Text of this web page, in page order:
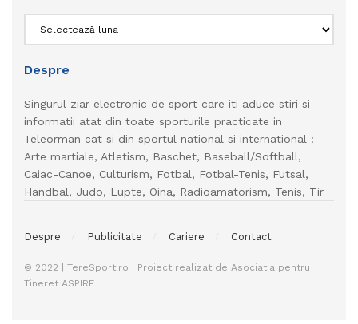
Despre
Singurul ziar electronic de sport care iti aduce stiri si
informatii atat din toate sporturile practicate in
Teleorman cat si din sportul national si international :
Arte martiale, Atletism, Baschet, Baseball/Softball,
Caiac-Canoe, Culturism, Fotbal, Fotbal-Tenis, Futsal,
Handbal, Judo, Lupte, Oina, Radioamatorism, Tenis, Tir
Despre Publicitate Cariere Contact
© 2022 | TereSport.ro | Proiect realizat de Asociatia pentru
Tineret ASPIRE